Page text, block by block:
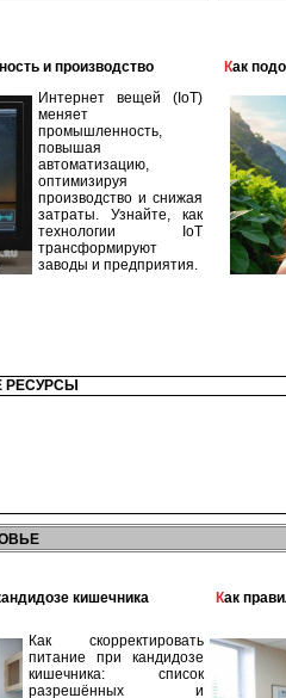
и производство
Интернет вещей (IoT)
меняет
промышленность,
повышая
автоматизацию,
оптимизируя
производство и снижая
затраты. Узнайте, как
технологии IoT
трансформируют
заводы и предприятия.
Как
РЕСУРСЫ
кишечника
Как скорректировать
питание при кандидозе
кишечника: список
разрешённых и
Как